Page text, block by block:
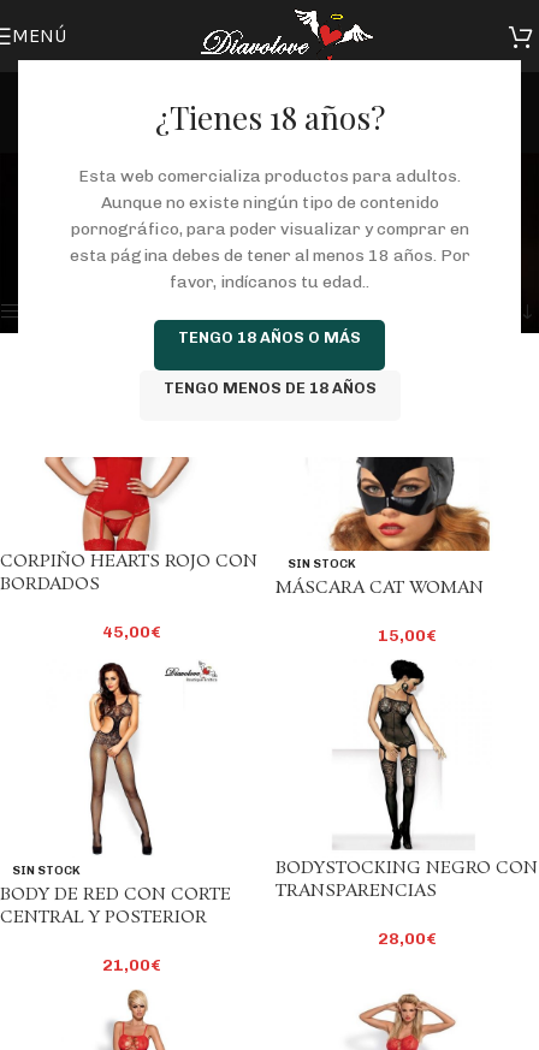
¿Tienes 18 años?
Esta web comercializa productos para adultos.
Aunque no existe ningún tipo de contenido
pornográfico, para poder visualizar y comprar en
esta página debes de tener al menos 18 años. Por
favor, indícanos tu edad..
TENGO 18 AÑOS O MÁS
TENGO MENOS DE 18 AÑOS
MENÚ
lencería
Categorías
Tienda/Productos etiquetados “lencería”
Mostrando los 6 resultados
CORPIÑO HEARTS ROJO CON
BORDADOS
45,00€
SIN STOCK
MÁSCARA CAT WOMAN
15,00€
SIN STOCK
BODY DE RED CON CORTE
CENTRAL Y POSTERIOR
21,00€
BODYSTOCKING NEGRO CON
TRANSPARENCIAS
28,00€